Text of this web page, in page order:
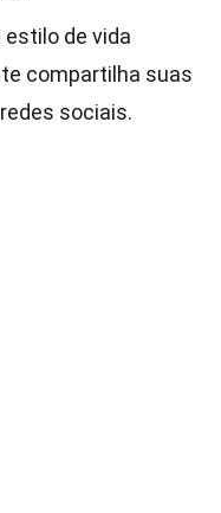
estilo de vida
compartilha suas
sociais.